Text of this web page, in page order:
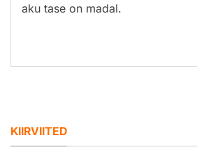
aku tase on madal.
KIIRVIITED